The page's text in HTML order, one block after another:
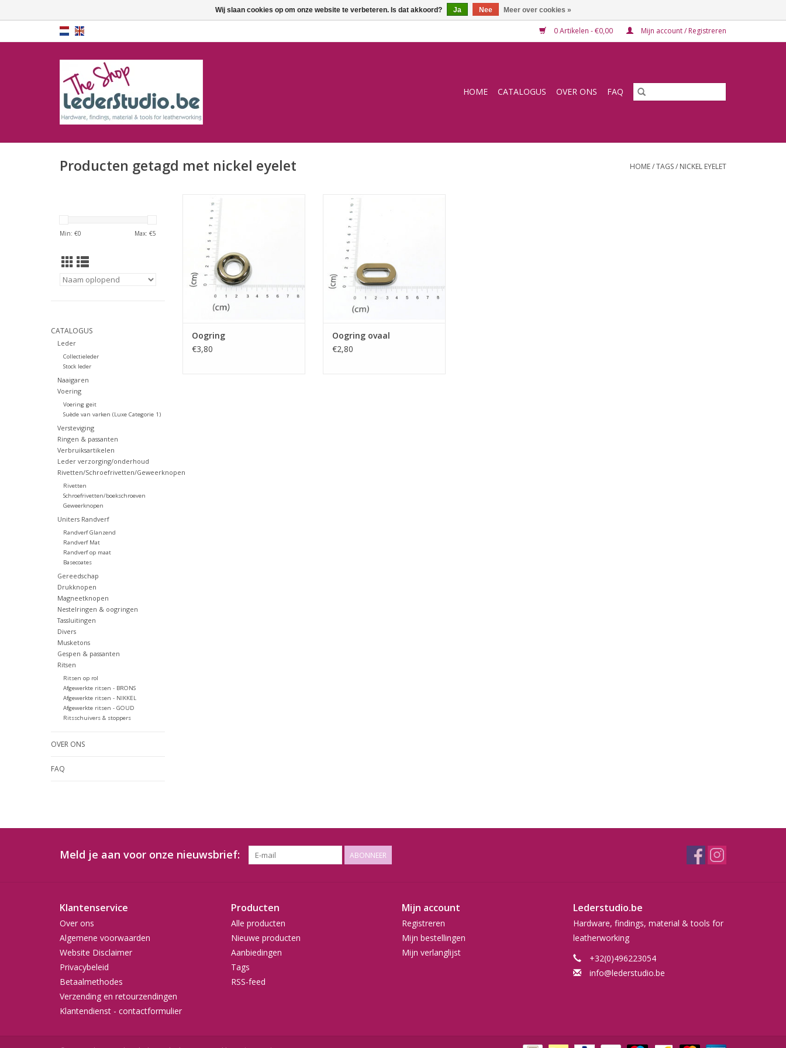
0 Artikelen - €0,00 Mijn account / Registreren
HOME CATALOGUS OVER ONS FAQ
Producten getagd met nickel eyelet HOME/TAGS/ NICKEL EYELET
Min: €0 Max: €5
CATALOGUS
Leder
Collectieleder
Stock leder
Naaigaren
Voering
Voering geit
Suède van varken (Luxe Categorie 1)
Versteviging
Ringen & passanten
Verbruiksartikelen
Leder verzorging/onderhoud
Rivetten/Schroefrivetten/Geweerknopen
Rivetten
Schroefrivetten/boekschroeven
Geweerknopen
Uniters Randverf
Randverf Glanzend
Randverf Mat
Randverf op maat
Basecoates
Gereedschap
Drukknopen
Magneetknopen
Nestelringen & oogringen
Tassluitingen
Divers
Musketons
Gespen & passanten
Ritsen
Ritsen op rol
Afgewerkte ritsen - BRONS
Afgewerkte ritsen - NIKKEL
Afgewerkte ritsen - GOUD
Ritsschuivers & stoppers
OVER ONS
FAQ
Oogring
€3,80
Oogring ovaal
€2,80
Meld je aan voor onze nieuwsbrief: ABONNEER
Klantenservice
Over ons
Algemene voorwaarden
Website Disclaimer
Privacybeleid
Betaalmethodes
Verzending en retourzendingen
Klantendienst - contactformulier
Producten
Alle producten
Nieuwe producten
Aanbiedingen
Tags
RSS-feed
Mijn account
Registreren
Mijn bestellingen
Mijn verlanglijst
Lederstudio.be
Hardware, findings, material & tools for
leatherworking
+32(0)496223054
info@lederstudio.be
Wij slaan cookies op om onze website te verbeteren. Is dat akkoord? Ja Nee Meer over cookies »